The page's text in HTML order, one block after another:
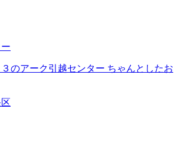
のアーク引越センター ちゃんとしたお